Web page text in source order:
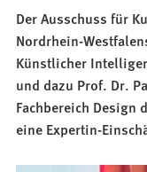
Der Ausschuss für
Nordrhein-
Künstlicher
und dazu Prof. Dr.
Fachbereich Design
eine Expertin-